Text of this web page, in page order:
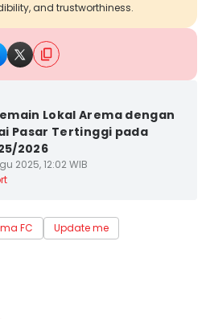
and trustworthiness.
Lokal Arema dengan
Pasar Tertinggi pada
2026
2025, 12:02 WIB
FC
Update me